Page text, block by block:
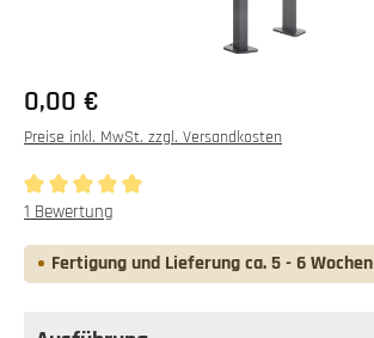
0,00 €
Preise inkl. MwSt. zzgl. Versandkosten
Durchschnittliche Bewertung von 5 von 5 Sternen
1 Bewertung
Fertigung und Lieferung ca. 5 - 6 Wochen